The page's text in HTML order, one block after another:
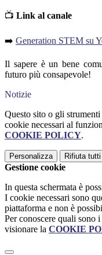
📺 Link al canale
➡️ Generation STEM su
Il sapere è un bene
futuro più consapevole!
Notizie
Questo sito o gli
cookie necessari al
COOKIE POLICY.
Personalizza Rifiuta tutti
Gestione cookie
In questa schermata è
I cookie necessari sono
piattaforma e non è
Per conoscere quali sono
visionare la COOKIE